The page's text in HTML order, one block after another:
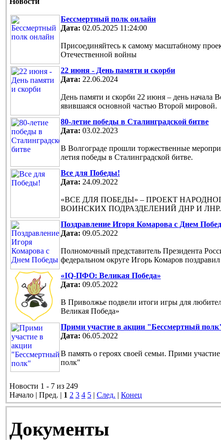
Бессмертный полк онлайн
Дата: 02.05.2025 11:24:00
Присоединяйтесь к самому масштабному
Отечественной войны
22 июня - День памяти и скорби
Дата: 22.06.2024
День памяти и скорби 22 июня – день начала
явившаяся основной частью Второй мировой.
80-летие победы в Сталинградской битве
Дата: 03.02.2023
В Волгограде прошли торжественные
летия победы в Сталинградской битве.
Все для Победы!
Дата: 24.09.2022
«ВСЕ ДЛЯ ПОБЕДЫ» – ПРОЕКТ
ВОИНСКИХ ПОДРАЗДЕЛЕНИЙ ДНР И ЛНР.
Поздравление Игоря Комарова с Днем
Дата: 09.05.2022
Полномочный представитель Президента
федеральном округе Игорь Комаров
«IQ-ПФО: Великая Победа»
Дата: 09.05.2022
В Приволжье подвели итоги игры для
Великая Победа»
Прими участие в акции "Бессмертный
Дата: 06.05.2022
В память о героях своей семьи. Прими
полк"
Новости 1 - 7 из 249
Начало | Пред. | 1 2 3 4 5 | След. | Конец
Документы